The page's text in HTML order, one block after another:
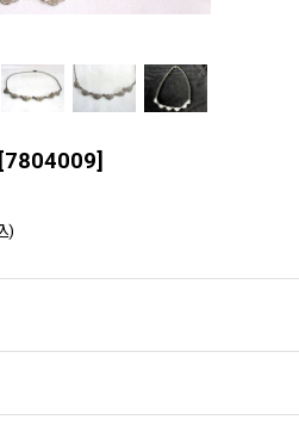
[7804009]
)